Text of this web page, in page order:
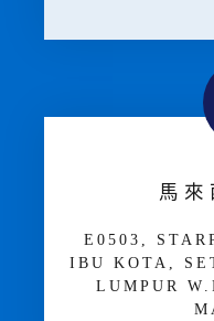
馬來
E­05­03,
IBU KOTA,
LUMPUR